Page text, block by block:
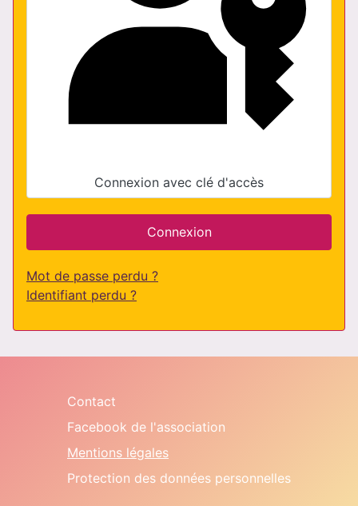
Connexion avec clé d'accès
Connexion
Mot de passe perdu ?
Identifiant perdu ?
Contact
Facebook de l'association
Mentions légales
Protection des données personnelles